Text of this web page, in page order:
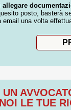
allegare
posto, basterà
una volta
UN
LE TUE